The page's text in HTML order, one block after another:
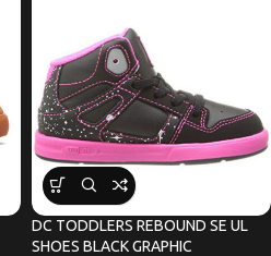
DC TODDLERS REBOUND SE UL
SHOES BLACK GRAPHIC